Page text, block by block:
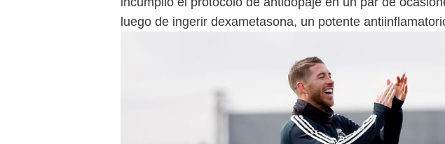
luego de ingerir dexametasona, un potente